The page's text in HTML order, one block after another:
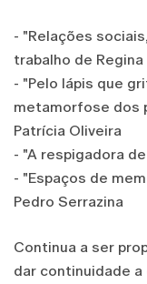
- "Relações
trabalho de
- "Pelo lápis que
metamorfose dos
Patrícia Oliveira
- "A respigadora
- "Espaços de
Pedro Serrazina
Continua a ser
dar continuidade